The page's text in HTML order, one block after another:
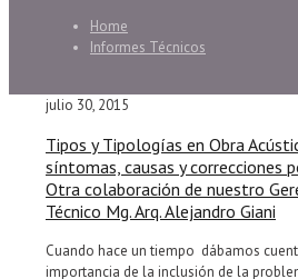
Home
Informes Técnicos
julio 30, 2015
Tipos y Tipologías en Obra
síntomas, causas y correcciones
Otra colaboración de nuestro
Técnico Mg. Arq. Alejandro Giani
Cuando hace un tiempo dábamos
importancia de la inclusión de la